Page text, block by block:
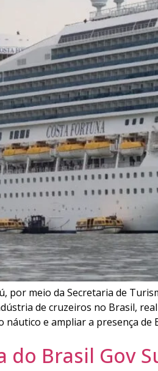
por meio da Secretaria de
de cruzeiros no Brasil,
e ampliar a presença de
do Brasil Gov